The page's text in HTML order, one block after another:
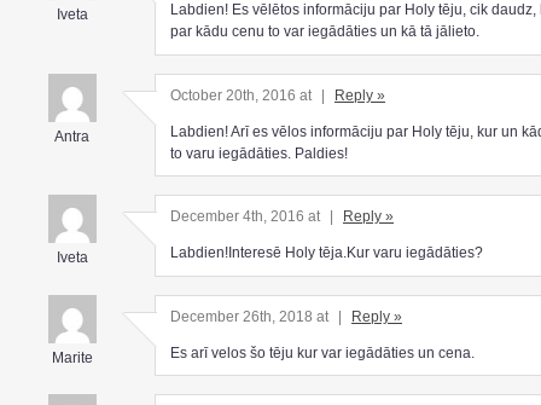
Iveta
Labdien! Es vēlētos informāciju par Holy tēju, cik daudz,
par kādu cenu to var iegādāties un kā tā jālieto.
Antra
October 20th, 2016 at | Reply »
Labdien! Arī es vēlos informāciju par Holy tēju, kur un
to varu iegādāties. Paldies!
Iveta
December 4th, 2016 at Reply »
Labdien!Interesē Holy tēja.Kur varu iegādāties?
Marite
December 26th, 2018 at | Reply »
Es arī velos šo tēju kur var iegādāties un cena.